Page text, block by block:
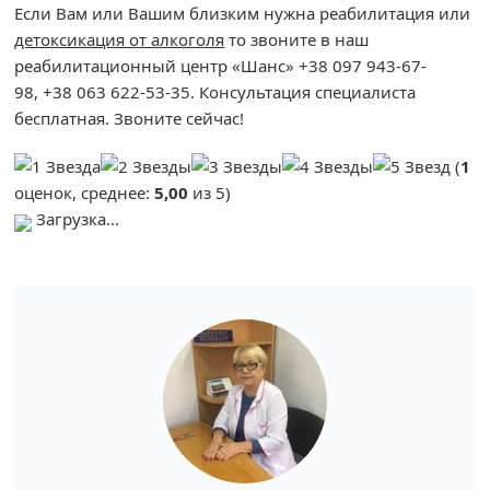
Если Вам или Вашим близким нужна реабилитация или
детоксикация от алкоголя то звоните в наш
реабилитационный центр «Шанс» +38 097 943-67-
98, +38 063 622-53-35. Консультация специалиста
бесплатная. Звоните сейчас!
(1
оценок, среднее:5,00 из 5)
Загрузка...